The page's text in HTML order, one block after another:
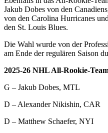
Jakub Dobes von den
von den Carolina Hurricanes
den St. Louis Blues.
Die Wahl wurde von der
am Ende der regulären Saison
2025-26 NHL All-Rookie-
G – Jakub Dobes, MTL
D – Alexander Nikishin, CAR
D – Matthew Schaefer, NYI